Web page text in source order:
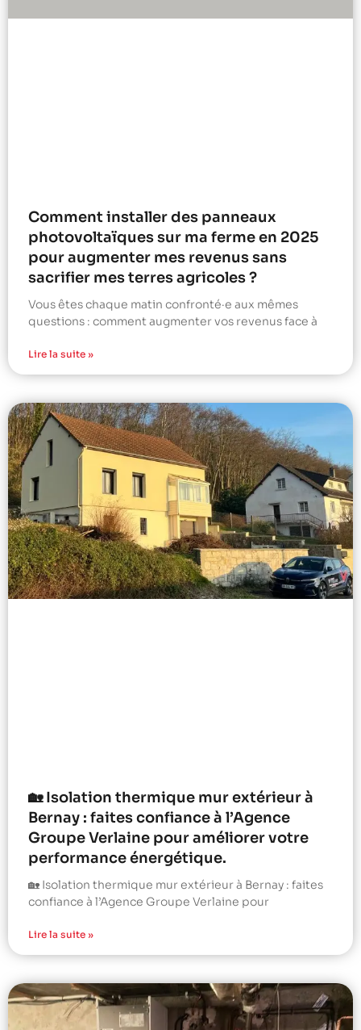
Comment installer des panneaux
photovoltaïques sur ma ferme en 2025
pour augmenter mes revenus sans
sacrifier mes terres agricoles ?
Vous êtes chaque matin confronté·e aux mêmes
questions : comment augmenter vos revenus face à
Lire la suite »
🏡 Isolation thermique mur extérieur à
Bernay : faites confiance à l’Agence
Groupe Verlaine pour améliorer votre
performance énergétique.
🏡 Isolation thermique mur extérieur à Bernay : faites
confiance à l’Agence Groupe Verlaine pour
Lire la suite »